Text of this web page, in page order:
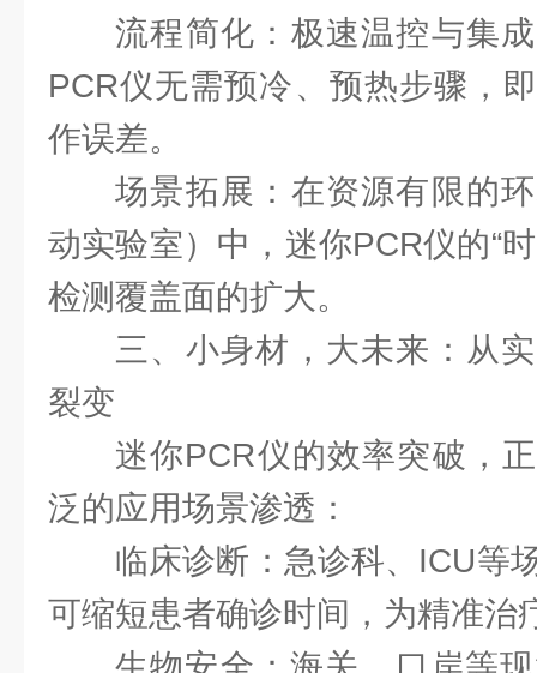
流程简化：极速温控与集
PCR仪无需预冷、预热步骤，
作误差。
场景拓展：在资源有限的
动实验室）中，迷你PCR仪的“
检测覆盖面的扩大。
三、小身材，大未来：从
裂变
迷你PCR仪的效率突破，
泛的应用场景渗透：
临床诊断：急诊科、ICU等
可缩短患者确诊时间，为精准治